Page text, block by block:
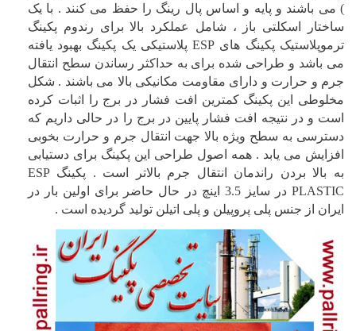
) می باشند و پایه و اساس پال رینگ را حفظ می کنند . با یک
ساختار اسکلتی باز ، شامل عملکرد بالا برای رندوم پکینگ
ترموپلاستیک پکینگ های ESPپلاستیکی یک پکینگ بهبود یافته
می باشد و طراحی شده برای به حداکثر رساندن سطح انتقال
جرم و حرارت و دارای مقاومت مکانیکی بالا می باشند . شکل
مخلوطی این پکینگ کمترین افت فشار در برج را اثبات کرده
است و در نتیجه افت فشار پایین در برج را در حالی داریم که
دسترسی به سطح ویژه بالا جهت انتقال جرم و حرارت بخوبی
افزایش می یابد . همه اصول طراحی این پکینگ برای دستیابی
به بالا بردن راندمان انتقال جرم بالاتر است . پکینگ ESP
PLASTIC
در سایز 3.5 اینچ در حال حاضر برای اولین بار در
ایران از جنس پلی پروپیلن و پلی اتیلن تولید گردیده است .